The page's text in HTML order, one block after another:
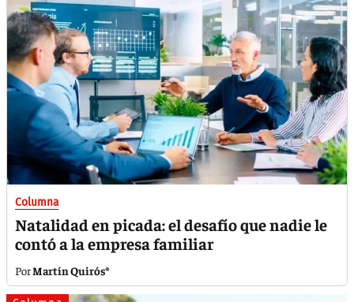
Columna
Natalidad en picada: el desafío que nadie le
contó a la empresa familiar
Martín Quirós*